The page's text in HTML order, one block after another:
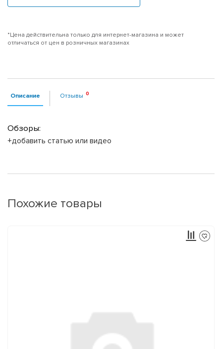
*Цена действительна только для интернет-магазина и может
отличаться от цен в розничных магазинах
Описание Отзывы
Обзоры:
+добавить статью или видео
Похожие товары